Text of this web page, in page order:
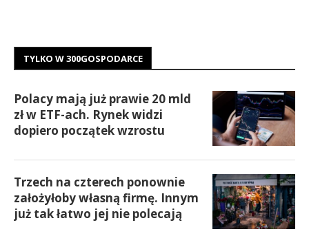
TYLKO W 300GOSPODARCE
Polacy mają już prawie 20 mld
zł w ETF-ach. Rynek widzi
dopiero początek wzrostu
Trzech na czterech ponownie
założyłoby własną firmę. Innym
już tak łatwo jej nie polecają